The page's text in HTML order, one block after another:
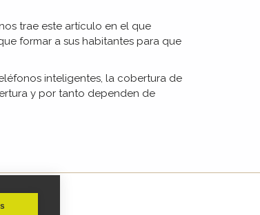
trae este artículo en el que
formar a sus habitantes para que
inteligentes, la cobertura de
y por tanto dependen de